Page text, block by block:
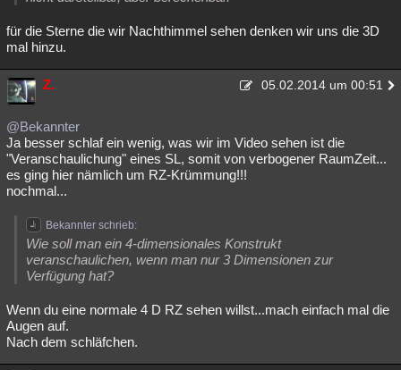
für die Sterne die wir Nachthimmel sehen denken wir uns die 3D
mal hinzu.
Z. 05.02.2014 um 00:51
@Bekannter
Ja besser schlaf ein wenig, was wir im Video sehen ist die
"Veranschaulichung" eines SL, somit von verbogener RaumZeit...
es ging hier nämlich um RZ-Krümmung!!!
nochmal...
Bekannter schrieb:
Wie soll man ein 4-dimensionales Konstrukt
veranschaulichen, wenn man nur 3 Dimensionen zur
Verfügung hat?
Wenn du eine normale 4 D RZ sehen willst...mach einfach mal die
Augen auf.
Nach dem schläfchen.